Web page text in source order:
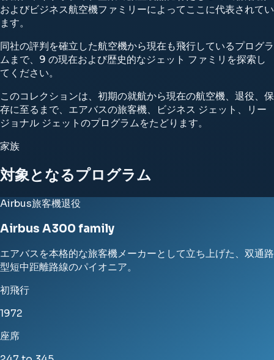
およびビジネス航空機ファミリーによってここに代表されてい
ます。
同社の評判を確立した航空機から現在も飛行しているプログラ
ムまで、9 の現在および歴史的なジェット ファミリを探索し
てください。
このコレクションは、初期の就航から現在の航空機、退役、保
存に至るまで、エアバスの旅客機、ビジネス ジェット、リー
ジョナル ジェットのプログラムをたどります。
家族
対象となるプログラム
Airbus旅客機退役
Airbus A300 family
エアバスを本格的な旅客機メーカーとして立ち上げた、双通路
型短中距離路線のパイオニア。
初飛行
1972
座席